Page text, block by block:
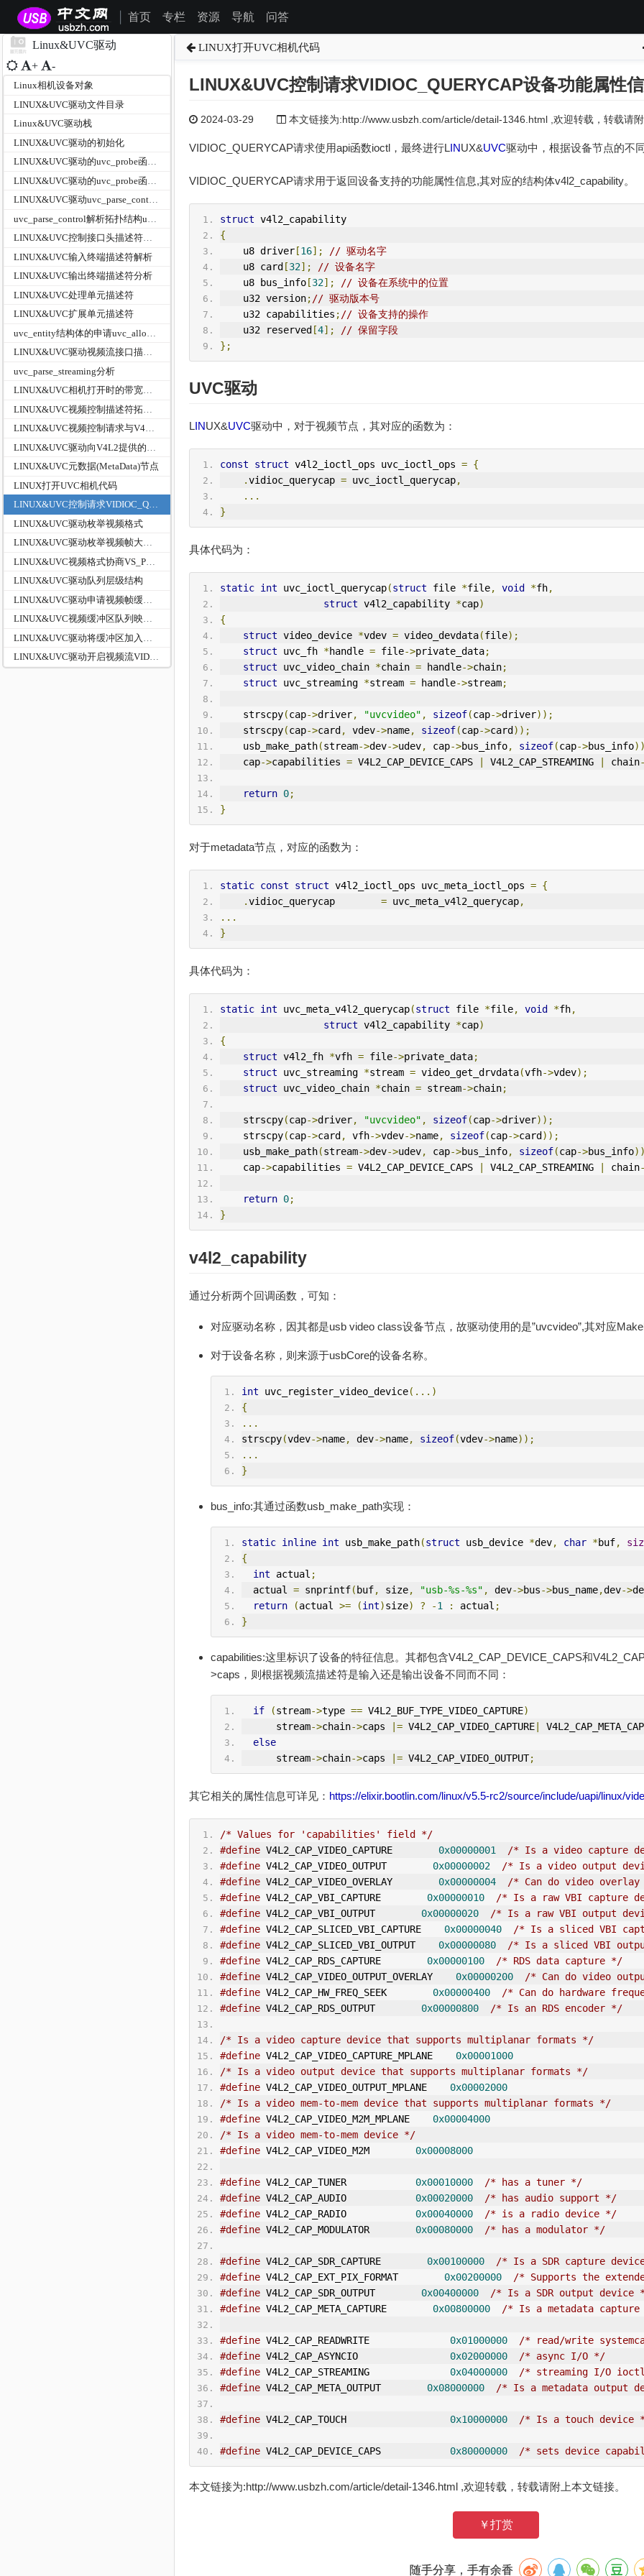
首页 专栏 资源 导航 问答
Linux&UVC驱动
+ -
Linux相机设备对象
LINUX&UVC驱动文件目录
Linux&UVC驱动栈
LINUX&UVC驱动的初始化
LINUX&UVC驱动的uvc_probe函数之参数分析
LINUX&UVC驱动uvc_parse_control之Logitech自定义扩展单元
LINUX&UVC控制接口头描述符解析
LINUX&UVC输入终端描述符解析
LINUX&UVC输出终端描述符分析
LINUX&UVC处理单元描述符
LINUX&UVC扩展单元描述符
LINUX&UVC驱动视频流接口描述符与视频控制接口描述符的解析关系
uvc_parse_streaming分析
LINUX&UVC相机打开时的带宽选择
LINUX&UVC视频控制请求与V4L2映射关系
LINUX&UVC元数据(MetaData)节点
LINUX打开UVC相机代码
LINUX&UVC控制请求VIDIOC_QUERYCAP设备功能属性信息v4l2_capability
LINUX&UVC驱动枚举视频格式
LINUX&UVC驱动枚举视频帧大小和帧率
LINUX&UVC驱动队列层级结构
LINUX&UVC视频缓冲区队列映射VIDIOC_QUERYBUF
LINUX&UVC驱动开启视频流VIDIOC_STREAMON
LINUX打开UVC相机代码
LINUX&UVC控制请求VIDIOC_QUERYCAP设备功能属性
2024-03-29 本文链接为:http://www.usbzh.com/article/detail-1346.html ,欢迎转载，转载请附
VIDIOC_QUERYCAP请求使用api函数ioctl，最终进行LINUX&UVC驱动中，根据设备节点的不
VIDIOC_QUERYCAP请求用于返回设备支持的功能属性信息,其对应的结构体v4l2_capability。
struct v4l2_capability
{
    u8 driver
[16];
// 驱动名字
    u8 card
[32];
// 设备名字
    u8 bus_info
[32];
// 设备在系统中的位置
    u32 version
; // 驱动版本号
    u32 capabilities
; // 设备支持的操作
    u32 reserved
[4];
// 保留字段
};
UVC驱动
LINUX&UVC驱动中，对于视频节点，其对应的函数为：
const struct v4l2_ioctl_ops uvc_ioctl_ops = {
.vidioc_querycap = uvc_ioctl_querycap,
...
}
具体代码为：
static int uvc_ioctl_querycap(struct file *file, void *fh,
struct v4l2_capability *cap)
{
struct video_device *vdev = video_devdata(file);
struct uvc_fh *handle = file->private_data;
struct uvc_video_chain *chain = handle->chain;
struct uvc_streaming *stream = handle->stream;
    strscpy
(cap->driver, "uvcvideo" , sizeof(cap->driver));
    strscpy
(cap->card , vdev->name, sizeof(cap->card ));
    usb_make_path
(stream->dev->udev, cap->bus_info, sizeof(cap->bus_info
    cap
->capabilities = V4L2_CAP_DEVICE_CAPS V4L2_CAP_STREAMING chain
return 0;
}
对于metadata节点，对应的函数为：
static const struct v4l2_ioctl_ops uvc_meta_ioctl_ops = {
.vidioc_querycap = uvc_meta_v4l2_querycap,
...
}
具体代码为：
static int uvc_meta_v4l2_querycap(struct file *file, void *fh,
struct v4l2_capability *cap)
{
struct v4l2_fh *vfh = file->private_data;
struct uvc_streaming *stream = video_get_drvdata(vfh->vdev);
struct uvc_video_chain *chain = stream->chain;
    strscpy
(cap->driver, "uvcvideo" , sizeof(cap->driver));
    strscpy
(cap->card , vfh->vdev->name, sizeof(cap->card ));
    usb_make_path
(stream->dev->udev, cap->bus_info, sizeof(cap->bus_info
    cap
->capabilities = V4L2_CAP_DEVICE_CAPS V4L2_CAP_STREAMING chain
return 0;
}
v4l2_capability
通过分析两个回调函数，可知：
对应驱动名称，因其都是usb video class设备节点，故驱动使用的是”uvcvideo”,其对应
对于设备名称，则来源于usbCore的设备名称。
int uvc_register_video_device(...)
{
...
strscpy(vdev->name, dev->name, sizeof(vdev->name));
...
}
bus_info:其通过函数usb_make_path实现：
static inline int usb_make_path(struct usb_device *dev, char *buf,
{
int actual ;
  actual
= snprintf( buf, size, "usb-%s-%s" , dev->bus->bus_name,dev->
return
(actual >= (int)size) ? -1 : actual ;
}
capabilities:这里标识了设备的特征信息。其都包含V4L2_CAP_DEVICE_CAPS和
>caps，则根据视频流描述符是输入还是输出设备不同而不同：
if (stream->type == V4L2_BUF_TYPE_VIDEO_CAPTURE)
      stream
->chain->caps |= V4L2_CAP_VIDEO_CAPTURE|
else
      stream
->chain->caps |= V4L2_CAP_VIDEO_ OUTPUT;
其它相关的属性信息可详见： https://elixir.bootlin.com/linux/v5.5-rc2/source/include/uapi/linux/
/* Values for 'capabilities' field */
#define V4L2_CAP_VIDEO_CAPTURE 0x00000001
/* Is a video capture
#define V4L2_CAP_VIDEO_ OUTPUT 0x00000002
/* Is a video output
#define V4L2_CAP_VIDEO_OVERLAY 0x00000004
/* Can do video
#define V4L2_CAP_VBI_CAPTURE 0x00000010
/* Is a raw VBI capture
#define V4L2_CAP_VBI_ OUTPUT 0x00000020
/* Is a raw VBI output
#define V4L2_CAP_SLICED_VBI_CAPTURE 0x00000040
/* Is a sliced VBI
#define V4L2_CAP_SLICED_VBI_OUTPUT 0x00000080
/* Is a sliced VBI
#define V4L2_CAP_RDS_CAPTURE 0x00000100
/* RDS data capture */
#define V4L2_CAP_VIDEO_OUTPUT_OVERLAY 0x00000200
/* Can do video
#define V4L2_CAP_HW_FREQ_SEEK 0x00000400
/* Can do hardware
#define V4L2_CAP_RDS_OUTPUT 0x00000800 /* Is an RDS encoder */
/* Is a video capture device that supports multiplanar formats */
#define V4L2_CAP_VIDEO_CAPTURE_MPLANE 0x00001000
/* Is a video output device that supports multiplanar formats */
#define V4L2_CAP_VIDEO_OUTPUT_MPLANE 0x00002000
/* Is a video mem-to-mem device that supports multiplanar formats */
#define V4L2_CAP_VIDEO_M2M_MPLANE 0x00004000
/* Is a video mem-to-mem device */
#define V4L2_CAP_VIDEO_M2M 0x00008000
#define V4L2_CAP_TUNER 0x00010000
/* has a tuner */
#define V4L2_CAP_AUDIO 0x00020000
/* has audio support */
#define V4L2_CAP_RADIO 0x00040000
/* is a radio device */
#define V4L2_CAP_MODULATOR 0x00080000 /* has a modulator */
#define V4L2_CAP_SDR_CAPTURE 0x00100000
/* Is a SDR capture
#define V4L2_CAP_EXT_PIX_FORMAT 0x00200000
/* Supports the
#define V4L2_CAP_SDR_OUTPUT 0x00400000
/* Is a SDR output device
#define V4L2_CAP_META_CAPTURE 0x00800000 /* Is a metadata
#define V4L2_CAP_READWRITE 0x01000000
/* read/write
#define V4L2_CAP_ASYNCIO 0x02000000
/* async I/O */
#define V4L2_CAP_STREAMING 0x04000000
/* streaming I/O
#define V4L2_CAP_META_OUTPUT 0x08000000 /* Is a metadata output
#define V4L2_CAP_TOUCH 0x10000000 /* Is a touch device
#define V4L2_CAP_DEVICE_CAPS 0x80000000 /* sets device
本文链接为:http://www.usbzh.com/article/detail-1346.html ,欢迎转载，转载请附上本文链接。
￥打赏
随手分享，手有余香